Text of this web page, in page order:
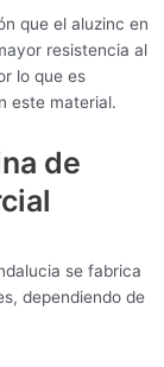
que el aluzinc en
resistencia al
lo que es
este material.
de
se fabrica
dependiendo de